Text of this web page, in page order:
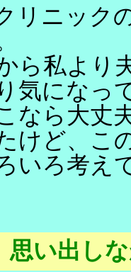
リニック
ら私より
気になっ
なら大丈
けど、こ
いろ考え
い出し